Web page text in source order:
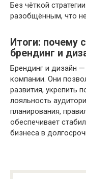
Без чёткой
разобщённым, что
Итоги: почему
брендинг и
Брендинг и дизайн
компании. Они
развития, укрепить
лояльность
планирования,
обеспечивает
бизнеса в